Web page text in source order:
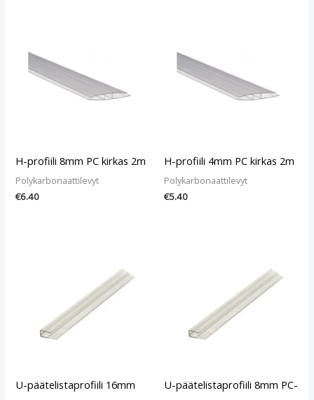
H-profiili 8mm PC kirkas 2m
Polykarbonaattilevyt
€6.40
H-profiili 4mm PC kirkas 2m
Polykarbonaattilevyt
€5.40
U-päätelistaprofiili 16mm
U-päätelistaprofiili 8mm PC-